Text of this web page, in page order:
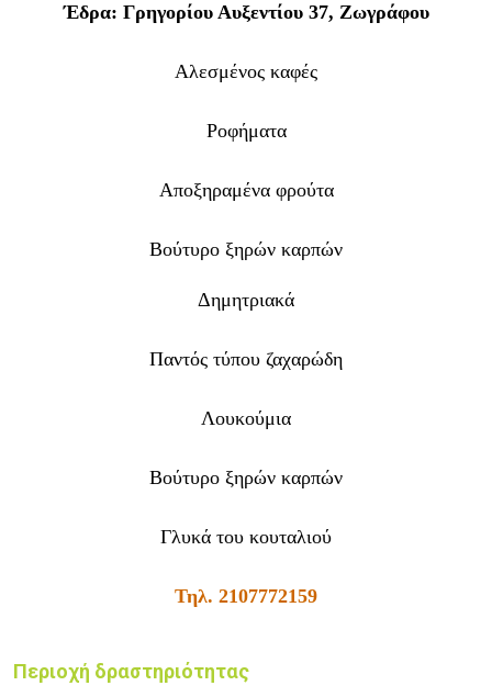
Έδρα: Γρηγορίου Αυξεντίου 37, Ζωγράφου
Αλεσμένος καφές
Ροφήματα
Αποξηραμένα φρούτα
Βούτυρο ξηρών καρπών
Δημητριακά
Παντός τύπου ζαχαρώδη
Λουκούμια
Βούτυρο ξηρών καρπών
Γλυκά του κουταλιού
Τηλ. 2107772159
Περιοχή δραστηριότητας